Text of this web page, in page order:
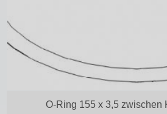
O-Ring 155 x 3,5 zwischen